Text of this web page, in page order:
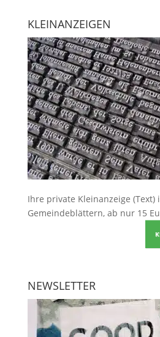
KLEINANZEIGEN
Ihre private Kleinanzeige (Text)
Gemeindeblättern, ab nur 15
NEWSLETTER